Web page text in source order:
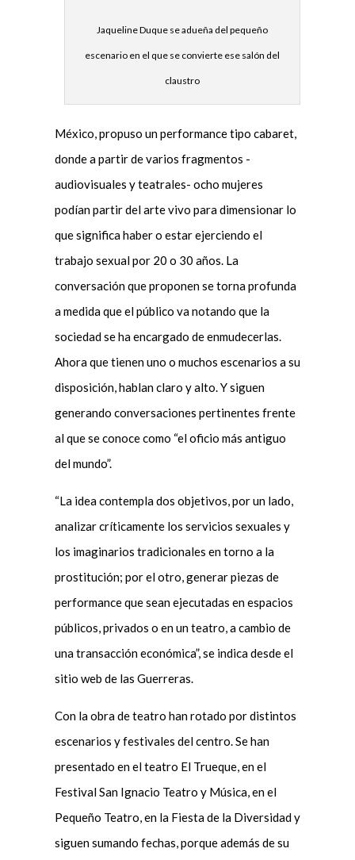
Jaqueline Duque se adueña del pequeño
escenario en el que se convierte ese salón del
claustro
México, propuso un performance tipo cabaret,
donde a partir de varios fragmentos -
audiovisuales y teatrales- ocho mujeres
podían partir del arte vivo para dimensionar lo
que significa haber o estar ejerciendo el
trabajo sexual por 20 o 30 años. La
conversación que proponen se torna profunda
a medida que el público va notando que la
sociedad se ha encargado de enmudecerlas.
Ahora que tienen uno o muchos escenarios a su
disposición, hablan claro y alto. Y siguen
generando conversaciones pertinentes frente
al que se conoce como “el oficio más antiguo
del mundo”.
“La idea contempla dos objetivos, por un lado,
analizar críticamente los servicios sexuales y
los imaginarios tradicionales en torno a la
prostitución; por el otro, generar piezas de
performance que sean ejecutadas en espacios
públicos, privados o en un teatro, a cambio de
una transacción económica”, se indica desde el
sitio web de las Guerreras.
Con la obra de teatro han rotado por distintos
escenarios y festivales del centro. Se han
presentado en el teatro El Trueque, en el
Festival San Ignacio Teatro y Música, en el
Pequeño Teatro, en la Fiesta de la Diversidad y
siguen sumando fechas, porque además de su